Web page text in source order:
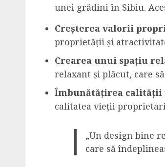
unei grădini în Sibiu.
Creșterea valorii
proprietății și
Crearea unui spațiu
relaxant și plăcut, care
Îmbunătățirea
calitatea vieții
„Un design bine
care să